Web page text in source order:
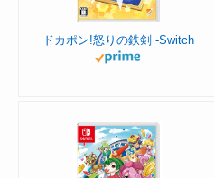
ドカポン!怒りの鉄剣 -Switch